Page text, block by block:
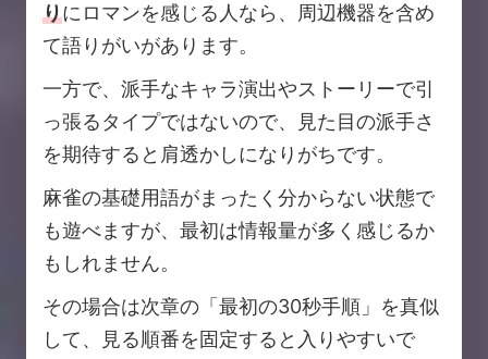
りにロマンを感じる人なら、周辺機器を含め
て語りがいがあります。
一方で、派手なキャラ演出やストーリーで引
っ張るタイプではないので、見た目の派手さ
を期待すると肩透かしになりがちです。
麻雀の基礎用語がまったく分からない状態で
も遊べますが、最初は情報量が多く感じるか
もしれません。
その場合は次章の「最初の30秒手順」を真似
して、見る順番を固定すると入りやすいで